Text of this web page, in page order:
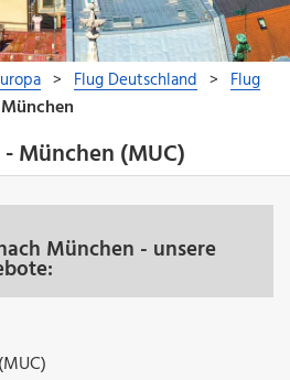
München (MUC)
München - unsere